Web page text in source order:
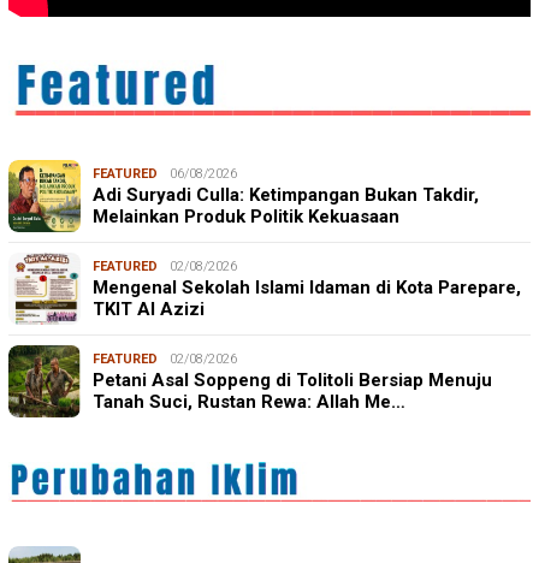
FEATURED 06/08/2026
Adi Suryadi Culla: Ketimpangan Bukan Takdir,
Melainkan Produk Politik Kekuasaan
FEATURED 02/08/2026
Mengenal Sekolah Islami Idaman di Kota Parepare,
TKIT Al Azizi
FEATURED 02/08/2026
Petani Asal Soppeng di Tolitoli Bersiap Menuju
Tanah Suci, Rustan Rewa: Allah Me…